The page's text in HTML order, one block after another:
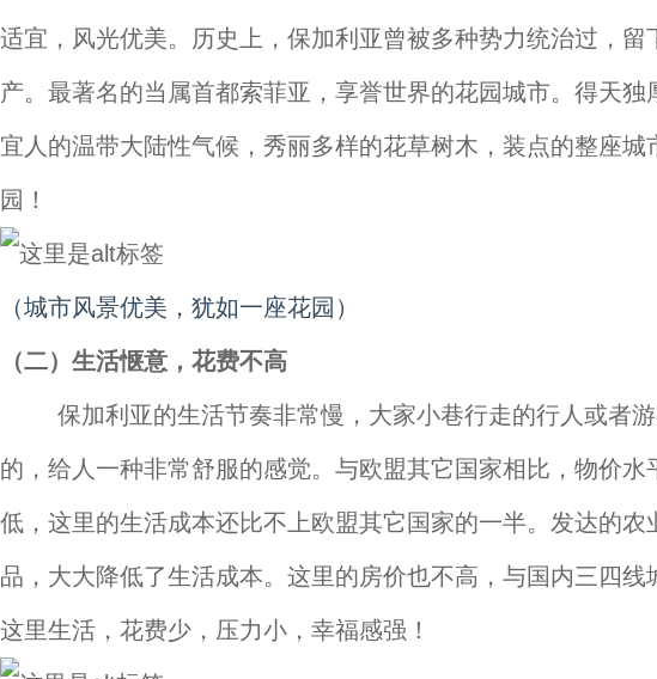
适宜，风光优美。历史上，保加利亚曾被多种势力统治过，留
产。最著名的当属首都索菲亚，享誉世界的花园城市。得天独
宜人的温带大陆性气候，秀丽多样的花草树木，装点的整座城
园！
（城市风景优美，犹如一座花园）
（二）生活惬意，花费不高
保加利亚的生活节奏非常慢，大家小巷行走的行人或者游
的，给人一种非常舒服的感觉。与欧盟其它国家相比，物价水
低，这里的生活成本还比不上欧盟其它国家的一半。发达的农
品，大大降低了生活成本。这里的房价也不高，与国内三四线
这里生活，花费少，压力小，幸福感强！